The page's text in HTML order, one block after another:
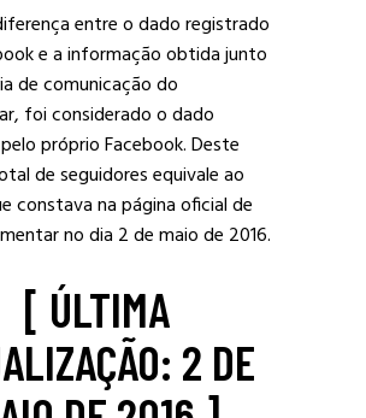
entre o dado registrado
e a informação obtida junto
de comunicação do
foi considerado o dado
próprio Facebook. Deste
de seguidores equivale ao
constava na página oficial de
no dia 2 de maio de 2016.
[ ÚLTIMA
2 DE